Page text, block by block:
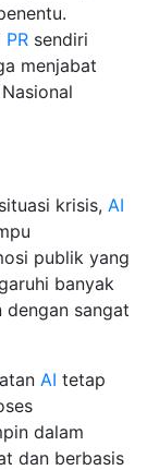
PR sendiri
menjabat
krisis, AI
publik yang
banyak
dengan sangat
AI tetap
dalam
dan berbasis